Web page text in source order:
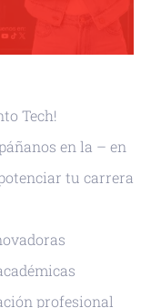
Tech!
en la – en
tu carrera
profesional